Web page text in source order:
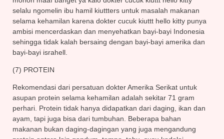
selalu ngomelin ibu hamil kiuttters untuk masalah makanan
selama kehamilan karena dokter cucuk kiuttt hello kitty punya
ambisi mencerdaskan dan menyehatkan bayi-bayi Indonesia
sehingga tidak kalah bersaing dengan bayi-bayi amerika dan
bayi-bayi israhell.
(7) PROTEIN
Rekomendasi dari persatuan dokter Amerika Serikat untuk
asupan protein selama kehamilan adalah sekitar 71 gram
perhari. Protein tidak hanya didapatkan dari daging, ikan dan
ayam, tapi juga bisa dari tumbuhan. Beberapa bahan
makanan bukan daging-dagingan yang juga mengandung